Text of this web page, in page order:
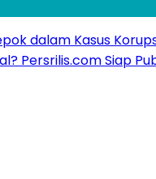
dalam Kasus
Persrilis.com Siap